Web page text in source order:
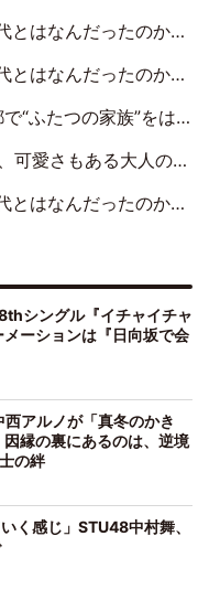
って言ったら、夢眠ねむさんに『てめえはでんぱ組．incなんだよ！』って肩パンされて(笑)」
ョンシーメイクをしたら、場を完全に引かせてしまって。時代が変わったんだなって」
谷友香に見送られ、“父”松岡昌宏とはハシゴ酒
さもある大人の女性に
3で辞めるというのを信じてなくて。そう言われてはいたけど、嘘でしょって」
シングル『イチャイチャ
ーションは『日向坂で会
アルノが「真冬のかき
縁の裏にあるのは、逆境
の絆
く感じ」STU48中村舞、